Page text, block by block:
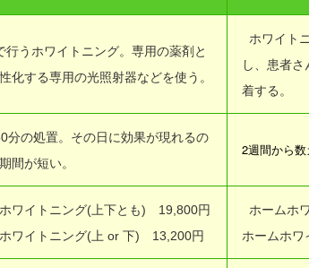
行うホワイトニング。専用の薬剤と
化する専用の光照射器などを使う。
ホワイト
し、患者
着する。
分の処置。その日に効果が現れるの
間が短い。
2週間から数
ワイトニング(上下とも) 19,800円
ワイトニング(上 or 下) 13,200円
ホームホ
ホームホ